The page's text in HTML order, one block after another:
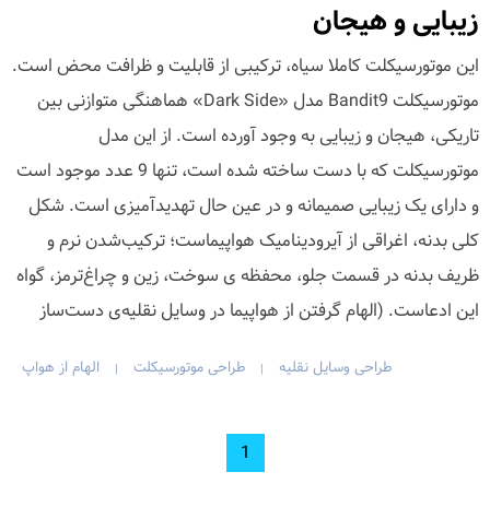
زیبایی و هیجان
این موتورسیکلت کاملا سیاه، ترکیبی از قابلیت و ظرافت محض است.
موتورسیکلت Bandit9 مدل «Dark Side» هماهنگی متوازنی بین
تاریکی، هیجان و زیبایی به وجود آورده است. از این مدل
موتورسیکلت که با دست ساخته شده است، تنها 9 عدد موجود است
و دارای یک زیبایی صمیمانه و در عین حال تهدیدآمیزی است. شکل
کلی بدنه، اغراقی از آیرودینامیک هواپیماست؛ ترکیب‌شدن نرم و
ظریف بدنه در قسمت جلو، محفظه ی سوخت، زین و چراغ‌ترمز، گواه
این ادعاست. (الهام گرفتن از هواپیما در وسایل نقلیه‌ی دست‌ساز
طراحی وسایل نقلیه | طراحی موتورسیکلت | الهام از هواپ
1